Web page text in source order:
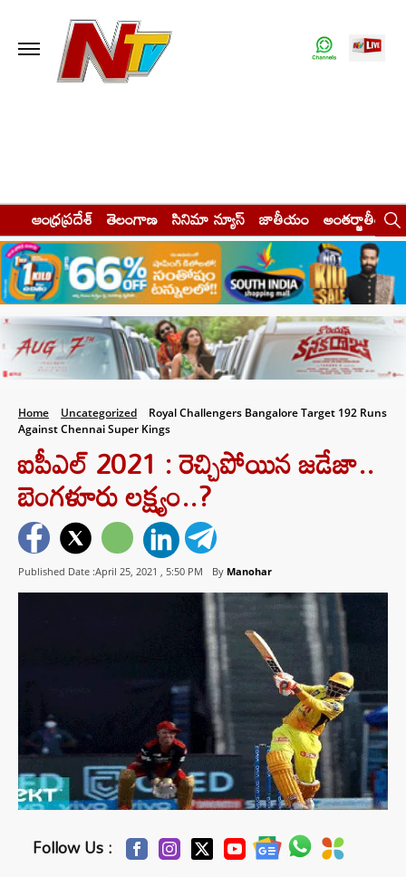
ఆంధ్రప్రదేశ్ తెలంగాణ సినిమా న్యూస్ జాతీయం అంతర్జాతీయం
Home Uncategorized
Royal Challengers Bangalore Target 192 Runs
Against Chennai Super Kings
ఐపీఎల్ 2021 : రెచ్చిపోయిన జడేజా..
బెంగళూరు లక్ష్యం..?
Published Date :April 25, 2021 , 5:50 PM By Manohar
Follow Us :